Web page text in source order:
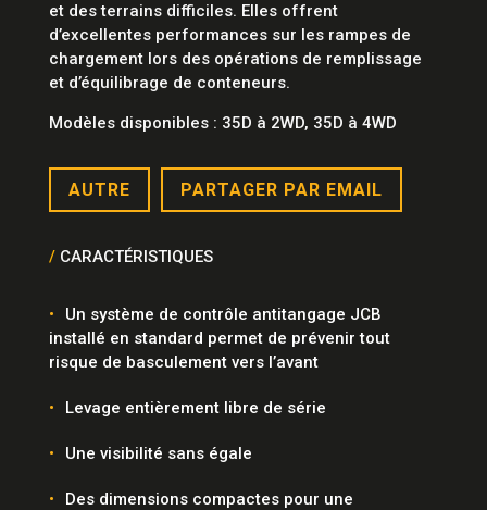
et des terrains difficiles. Elles offrent
d’excellentes performances sur les rampes de
chargement lors des opérations de remplissage
et d’équilibrage de conteneurs.
Modèles disponibles : 35D à 2WD, 35D à 4WD
AUTRE PARTAGER PAR EMAIL
/CARACTÉRISTIQUES
Un système de contrôle antitangage JCB
installé en standard permet de prévenir tout
risque de basculement vers l’avant
Levage entièrement libre de série
Une visibilité sans égale
Des dimensions compactes pour une